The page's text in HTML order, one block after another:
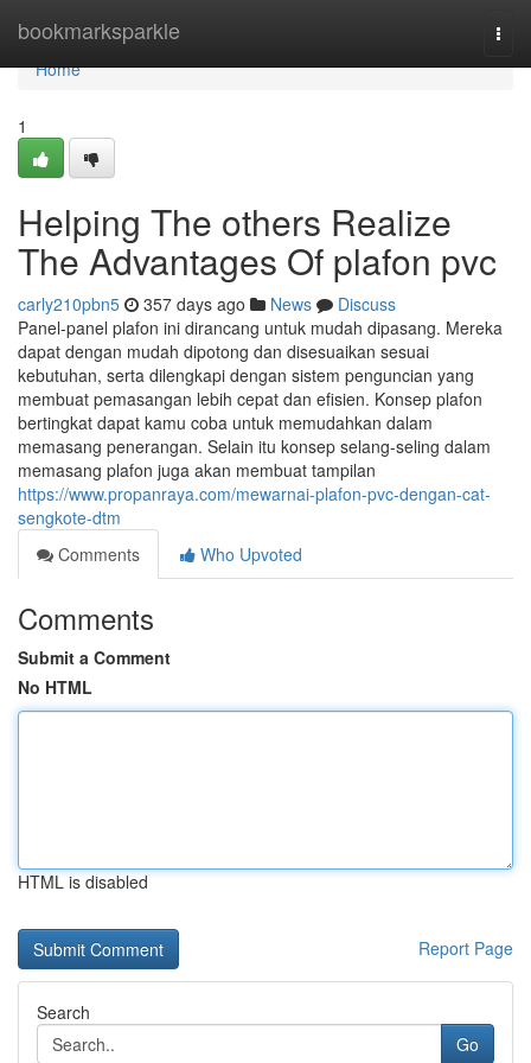
bookmarksparkle
Home
Home
1
Helping The others Realize
The Advantages Of plafon pvc
carly210pbn5 357 days ago News
Discuss
Panel-panel plafon ini dirancang untuk mudah dipasang. Mereka
dapat dengan mudah dipotong dan disesuaikan sesuai
kebutuhan, serta dilengkapi dengan sistem penguncian yang
membuat pemasangan lebih cepat dan efisien. Konsep plafon
bertingkat dapat kamu coba untuk memudahkan dalam
memasang penerangan. Selain itu konsep selang-seling dalam
memasang plafon juga akan membuat tampilan
https://www.propanraya.com/mewarnai-plafon-pvc-dengan-cat-
sengkote-dtm
Comments
Who Upvoted
Comments
Submit a Comment
No HTML
HTML is disabled
Report Page
Search
Go